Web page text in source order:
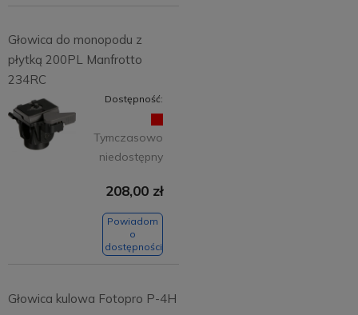
Głowica do monopodu z
płytką 200PL Manfrotto
234RC
Dostępność:
Tymczasowo
niedostępny
208,00 zł
Powiadom
o
dostępności
Głowica kulowa Fotopro P-4H